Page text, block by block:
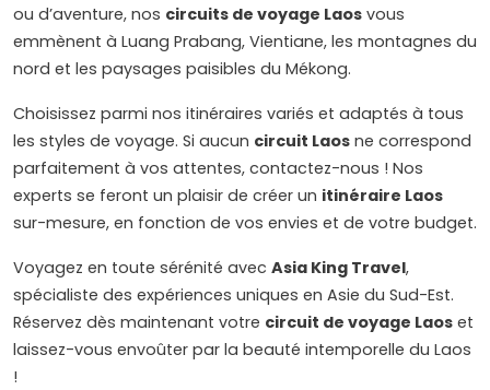
ou d’aventure, nos circuits de voyage Laos vous
emmènent à Luang Prabang, Vientiane, les montagnes du
nord et les paysages paisibles du Mékong.
Choisissez parmi nos itinéraires variés et adaptés à tous
les styles de voyage. Si aucun circuit Laos ne correspond
parfaitement à vos attentes, contactez-nous ! Nos
experts se feront un plaisir de créer un itinéraire Laos
sur-mesure, en fonction de vos envies et de votre budget.
Voyagez en toute sérénité avec Asia King Travel,
spécialiste des expériences uniques en Asie du Sud-Est.
Réservez dès maintenant votre circuit de voyage Laos et
laissez-vous envoûter par la beauté intemporelle du Laos
!